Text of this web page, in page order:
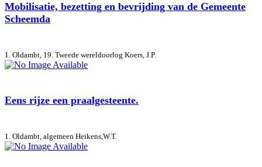
Mobilisatie, bezetting en bevrijding van de Gemeente
Scheemda
1. Oldambt, 19. Tweede wereldoorlog Koers, J.P.
Eens rijze een praalgesteente.
1. Oldambt, algemeen Heikens,W.T.